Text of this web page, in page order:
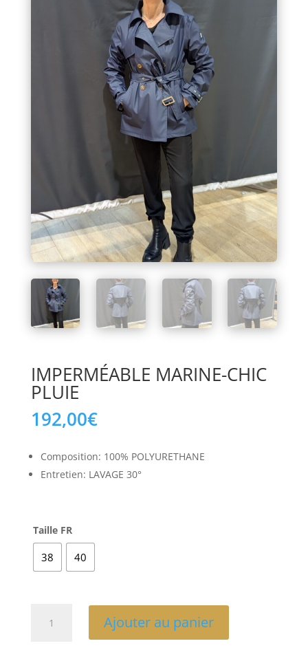
IMPERMÉABLE MARINE-CHIC
PLUIE
192,00€
Composition: 100% POLYURETHANE
Entretien: LAVAGE 30°
Taille FR
38 40
IMPERMÉABLE
Ajouter au panier